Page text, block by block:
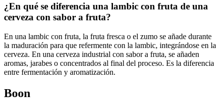
¿En qué se diferencia una lambic con fruta de una
cerveza con sabor a fruta?
En una lambic con fruta, la fruta fresca o el zumo se añade durante
la maduración para que refermente con la lambic, integrándose en la
cerveza. En una cerveza industrial con sabor a fruta, se añaden
aromas, jarabes o concentrados al final del proceso. Es la diferencia
entre fermentación y aromatización.
Boon